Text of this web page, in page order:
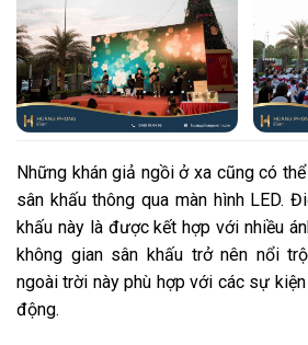
Những khán giả ngồi ở xa cũng có
sân khấu thông qua màn hình LED.
khấu này là được kết hợp với nhiều
không gian sân khấu trở nên nổi
ngoài trời này phù hợp với các sự
động.